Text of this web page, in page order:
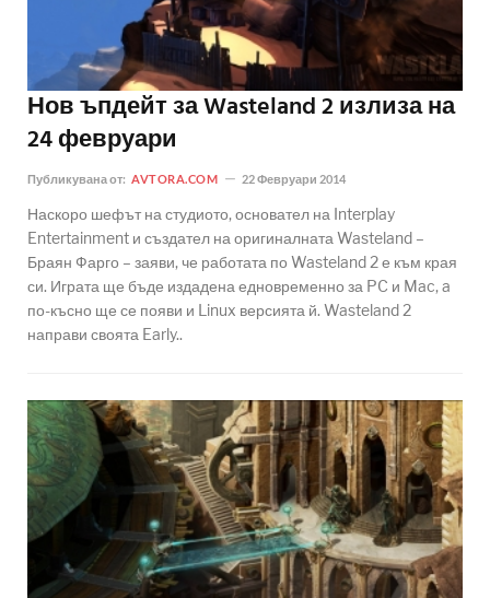
Нов ъпдейт за Wasteland 2 излиза на
24 февруари
Публикувана от: AVTORA.COM 22 Февруари 2014
Наскоро шефът на студиото, основател на Interplay
Entertainment и създател на оригиналната Wasteland –
Браян Фарго – заяви, че работата по Wasteland 2 е към края
си. Играта ще бъде издадена едновременно за PC и Mac, a
по-късно ще се появи и Linux версията й. Wasteland 2
направи своята Early..